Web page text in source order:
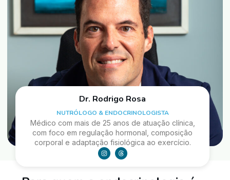
Dr. Rodrigo Rosa
NUTRÓLOGO & ENDOCRINOLOGISTA
Médico com mais de 25 anos de atuação clínica,
com foco em regulação hormonal, composição
corporal e adaptação fisiológica ao exercício.